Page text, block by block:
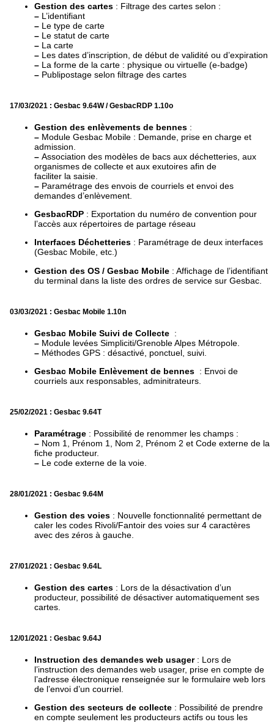
Gestion des cartes : Filtrage des cartes selon :
– L’identifiant
– Le type de carte
– Le statut de carte
– La carte
– Les dates d’inscription, de début de validité ou d’expiration
– La forme de la carte : physique ou virtuelle (e-badge)
– Publipostage selon filtrage des cartes
17/03/2021 : Gesbac 9.64W / GesbacRDP 1.10o
Gestion des enlèvements de bennes :
– Module Gesbac Mobile : Demande, prise en charge et
admission.
– Association des modèles de bacs aux déchetteries, aux
organismes de collecte et aux exutoires afin de
faciliter la saisie.
– Paramétrage des envois de courriels et envoi des
demandes d’enlèvement.
GesbacRDP : Exportation du numéro de convention pour
l’accès aux répertoires de partage réseau
Interfaces Déchetteries : Paramétrage de deux interfaces
(Gesbac Mobile, etc.)
Gestion des OS / Gesbac Mobile : Affichage de l’identifiant
du terminal dans la liste des ordres de service sur Gesbac.
03/03/2021 : Gesbac Mobile 1.10n
Gesbac Mobile Suivi de Collecte :
– Module levées Simpliciti/Grenoble Alpes Métropole.
– Méthodes GPS : désactivé, ponctuel, suivi.
Gesbac Mobile Enlèvement de bennes : Envoi de
courriels aux responsables, adminitrateurs.
25/02/2021 : Gesbac 9.64T
Paramétrage : Possibilité de renommer les champs :
– Nom 1, Prénom 1, Nom 2, Prénom 2 et Code externe de la
fiche producteur.
– Le code externe de la voie.
28/01/2021 : Gesbac 9.64M
Gestion des voies : Nouvelle fonctionnalité permettant de
caler les codes Rivoli/Fantoir des voies sur 4 caractères
avec des zéros à gauche.
27/01/2021 : Gesbac 9.64L
Gestion des cartes : Lors de la désactivation d’un
producteur, possibilité de désactiver automatiquement ses
cartes.
12/01/2021 : Gesbac 9.64J
Instruction des demandes web usager: Lors de
l’instruction des demandes web usager, prise en compte de
l’adresse électronique renseignée sur le formulaire web lors
de l’envoi d’un courriel.
Gestion des secteurs de collecte : Possibilité de prendre
en compte seulement les producteurs actifs ou tous les